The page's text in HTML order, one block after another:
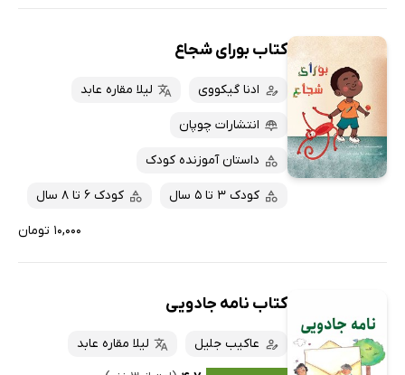
کتاب بورای شجاع
ادنا گیکووی لیلا مقاره عابد
انتشارات چوپان
داستان آموزنده کودک
کودک 3 تا 5 سال کودک 6 تا 8 سال
۱۰,۰۰۰ تومان
کتاب نامه جادویی
عاکیب جلیل
لیلا مقاره عابد